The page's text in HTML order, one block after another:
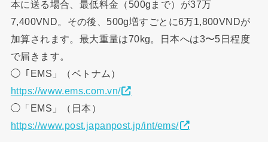
本に送る場合、最低料金（500gまで）が37万
7,400VND。その後、500g増すごとに6万1,800VNDが
加算されます。最大重量は70kg。日本へは3〜5日程度
で届きます。
◯「EMS」（ベトナム）
https://www.ems.com.vn/
◯「EMS」（日本）
https://www.post.japanpost.jp/int/ems/